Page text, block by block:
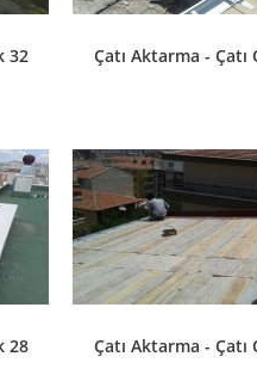
32 Çatı Aktarma - Çatı
28 Çatı Aktarma - Çatı